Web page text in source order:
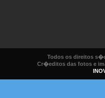
Todos os direitos
Cr�editos das fotos e